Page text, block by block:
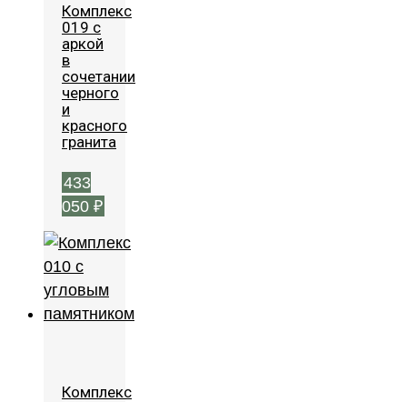
Комплекс
019 с
аркой
в
сочетании
черного
и
красного
гранита
433
050 ₽
Комплекс